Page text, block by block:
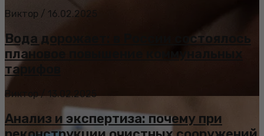
Виктор / 16.02.2025
Вода дорожает: в России состоялось
плановое повышение коммунальных
тарифов
Виктор / 13.02.2025
Анализ и экспертиза: почему при